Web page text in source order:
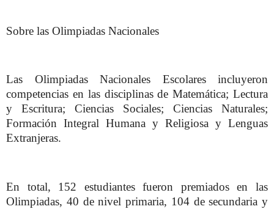
Sobre las Olimpiadas Nacionales
Las Olimpiadas Nacionales Escolares incluyeron
competencias en las disciplinas de Matemática; Lectura
y Escritura; Ciencias Sociales; Ciencias Naturales;
Formación Integral Humana y Religiosa y Lenguas
Extranjeras.
En total, 152 estudiantes fueron premiados en las
Olimpiadas, 40 de nivel primaria, 104 de secundaria y